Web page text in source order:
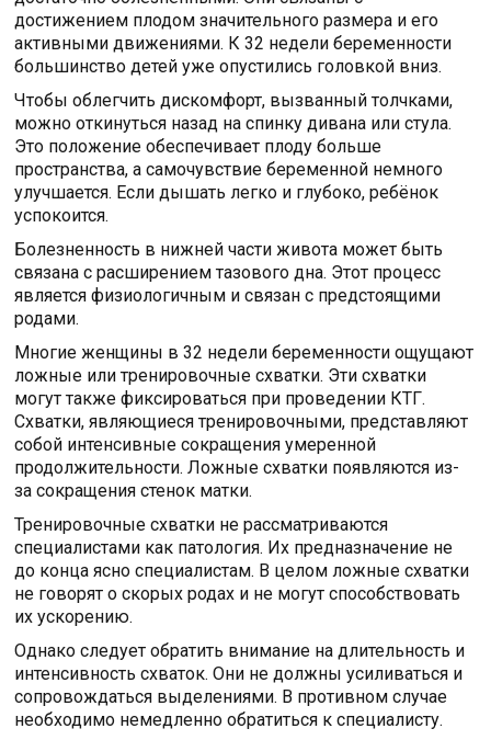
достижением плодом значительного размера и его
активными движениями. К 32 недели беременности
большинство детей уже опустились головкой вниз.
Чтобы облегчить дискомфорт, вызванный толчками,
можно откинуться назад на спинку дивана или стула.
Это положение обеспечивает плоду больше
пространства, а самочувствие беременной немного
улучшается. Если дышать легко и глубоко, ребёнок
успокоится.
Болезненность в нижней части живота может быть
связана с расширением тазового дна. Этот процесс
является физиологичным и связан с предстоящими
родами.
Многие женщины в 32 недели беременности ощущают
ложные или тренировочные схватки. Эти схватки
могут также фиксироваться при проведении КТГ.
Схватки, являющиеся тренировочными, представляют
собой интенсивные сокращения умеренной
продолжительности. Ложные схватки появляются из-
за сокращения стенок матки.
Тренировочные схватки не рассматриваются
специалистами как патология. Их предназначение не
до конца ясно специалистам. В целом ложные схватки
не говорят о скорых родах и не могут способствовать
их ускорению.
Однако следует обратить внимание на длительность и
интенсивность схваток. Они не должны усиливаться и
сопровождаться выделениями. В противном случае
необходимо немедленно обратиться к специалисту.